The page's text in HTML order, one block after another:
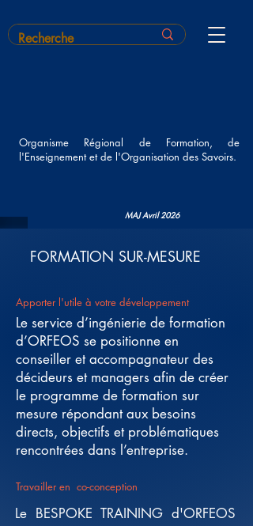
Organisme Régional de Formation, de
l'Enseignement et de l'Organisation des Savoirs.
MAJ Avril 2026
FORMATION SUR-MESURE
Apporter l'utile à votre développement
Le service d’ingénierie de formation
d’ORFEOS se positionne en
conseiller et accompagnateur des
décideurs et managers afin de créer
le programme de formation sur
mesure répondant aux besoins
directs, objectifs et problématiques
rencontrées dans l’entreprise.
Travailler en co-conception
Le BESPOKE TRAINING d'ORFEOS